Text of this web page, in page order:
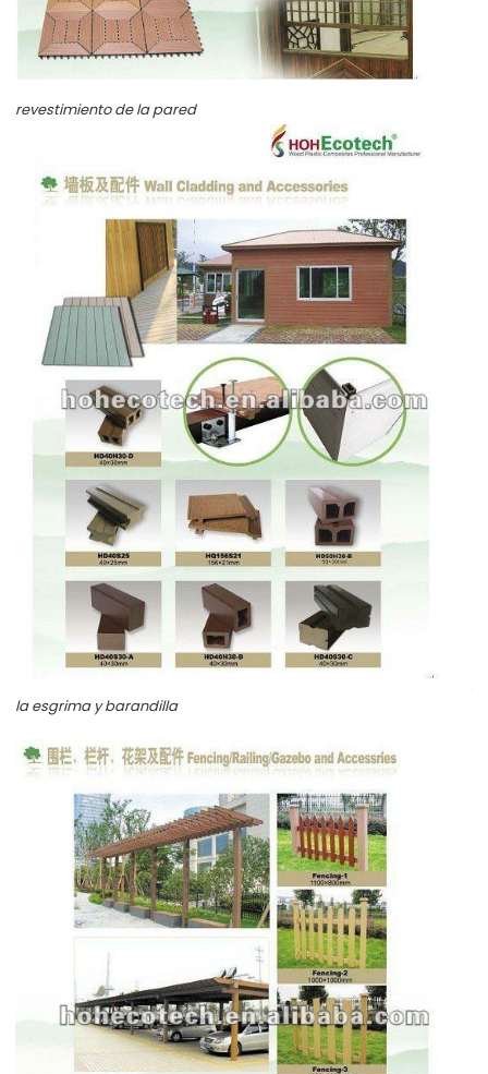
revestimiento de la pared
la esgrima y barandilla